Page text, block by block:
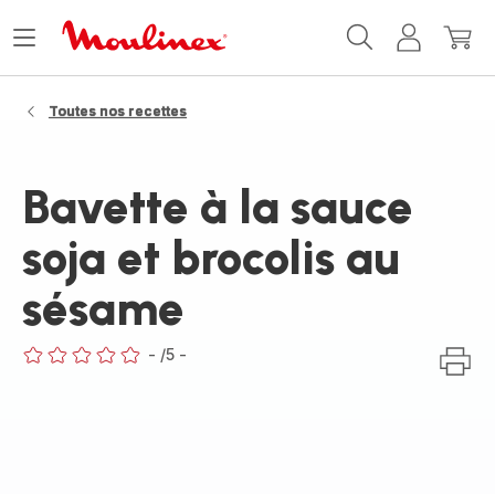
MonMon
Ouvrir
Toutes nos recettes
Bavette à la sauce
soja et brocolis au
sésame
- /5 -